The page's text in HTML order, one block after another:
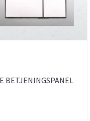
BETJENINGSPANEL